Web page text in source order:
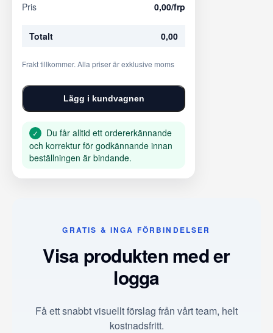
Pris 0,00/frp
Totalt 0,00
Frakt tillkommer. Alla priser är exklusive moms
Lägg i kundvagnen
✓
Du får alltid ett ordererkännande
och korrektur för godkännande innan
beställningen är bindande.
GRATIS & INGA FÖRBINDELSER
Visa produkten med er
logga
Få ett snabbt visuellt förslag från vårt team, helt
kostnadsfritt.